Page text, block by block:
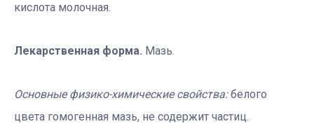
кислота молочная.
Лекарственная форма. Мазь.
Основные физико-химические свойства:белого
цвета гомогенная мазь, не содержит частиц.